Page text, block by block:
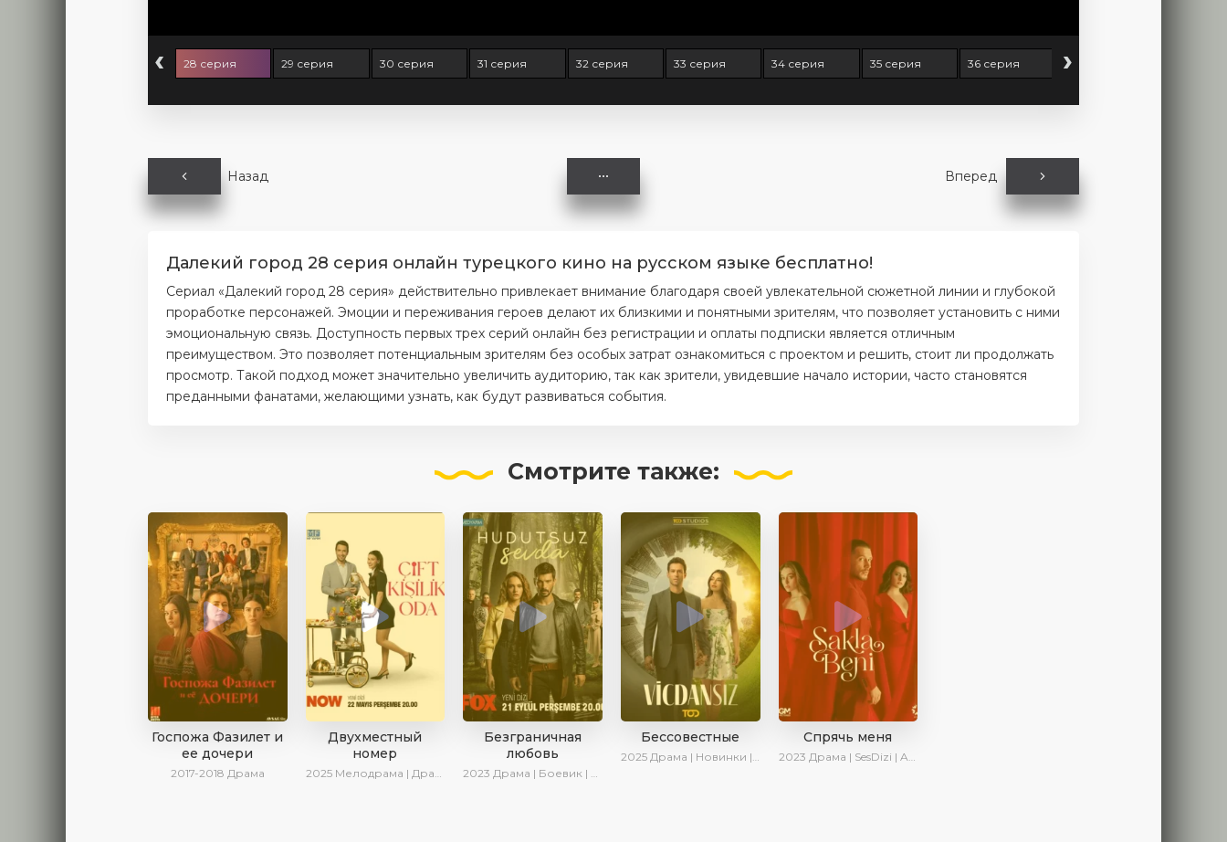
‹ 28 серия 29 серия 30 серия 31 серия 32 серия 33 серия 34 серия 35 серия 36 серия 37 серия
›
Назад Вперед
Далекий город 28 серия онлайн турецкого кино на русском языке бесплатно!
Сериал «Далекий город 28 серия» действительно привлекает внимание благодаря своей увлекательной сюжетной линии и глубокой
проработке персонажей. Эмоции и переживания героев делают их близкими и понятными зрителям, что позволяет установить с ними
эмоциональную связь. Доступность первых трех серий онлайн без регистрации и оплаты подписки является отличным
преимуществом. Это позволяет потенциальным зрителям без особых затрат ознакомиться с проектом и решить, стоит ли продолжать
просмотр. Такой подход может значительно увеличить аудиторию, так как зрители, увидевшие начало истории, часто становятся
преданными фанатами, желающими узнать, как будут развиваться события.
Смотрите также:
Госпожа Фазилет и
ее дочери
2017-2018 Драма
Двухместный
номер
2025 Мелодрама | Драма | Комедия | AlisaDirilis | Новинки | Сериалы 2025
Безграничная
любовь
2023 Драма | Боевик | Криминал | SesDizi | Сериалы 2023
Бессовестные
2025 Драма | Новинки | Сериалы 2025
Спрячь меня
2023 Драма | SesDizi | AveTurk | AlisaDirilis | Сериалы 2023